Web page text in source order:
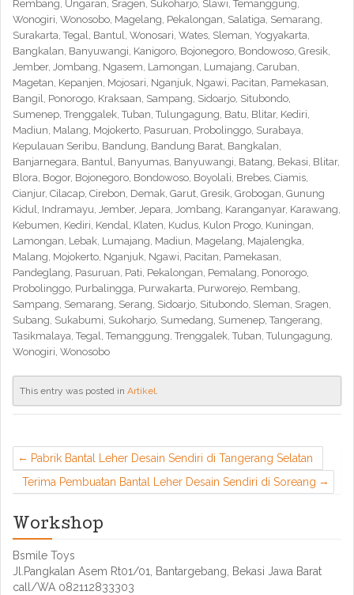
Rembang, Ungaran, Sragen, Sukoharjo, Slawi, Temanggung,
Wonogiri, Wonosobo, Magelang, Pekalongan, Salatiga, Semarang,
Surakarta, Tegal, Bantul, Wonosari, Wates, Sleman, Yogyakarta,
Bangkalan, Banyuwangi, Kanigoro, Bojonegoro, Bondowoso, Gresik,
Jember, Jombang, Ngasem, Lamongan, Lumajang, Caruban,
Magetan, Kepanjen, Mojosari, Nganjuk, Ngawi, Pacitan, Pamekasan,
Bangil, Ponorogo, Kraksaan, Sampang, Sidoarjo, Situbondo,
Sumenep, Trenggalek, Tuban, Tulungagung, Batu, Blitar, Kediri,
Madiun, Malang, Mojokerto, Pasuruan, Probolinggo, Surabaya,
Kepulauan Seribu, Bandung, Bandung Barat, Bangkalan,
Banjarnegara, Bantul, Banyumas, Banyuwangi, Batang, Bekasi, Blitar,
Blora, Bogor, Bojonegoro, Bondowoso, Boyolali, Brebes, Ciamis,
Cianjur, Cilacap, Cirebon, Demak, Garut, Gresik, Grobogan, Gunung
Kidul, Indramayu, Jember, Jepara, Jombang, Karanganyar, Karawang,
Kebumen, Kediri, Kendal, Klaten, Kudus, Kulon Progo, Kuningan,
Lamongan, Lebak, Lumajang, Madiun, Magelang, Majalengka,
Malang, Mojokerto, Nganjuk, Ngawi, Pacitan, Pamekasan,
Pandeglang, Pasuruan, Pati, Pekalongan, Pemalang, Ponorogo,
Probolinggo, Purbalingga, Purwakarta, Purworejo, Rembang,
Sampang, Semarang, Serang, Sidoarjo, Situbondo, Sleman, Sragen,
Subang, Sukabumi, Sukoharjo, Sumedang, Sumenep, Tangerang,
Tasikmalaya, Tegal, Temanggung, Trenggalek, Tuban, Tulungagung,
Wonogiri, Wonosobo
This entry was posted in Artikel.
Pabrik Bantal Leher Desain Sendiri di Tangerang Selatan
Terima Pembuatan Bantal Leher Desain Sendiri di Soreang
Workshop
Bsmile Toys
Jl.Pangkalan Asem Rt01/01, Bantargebang, Bekasi Jawa Barat
call/WA 082112833303